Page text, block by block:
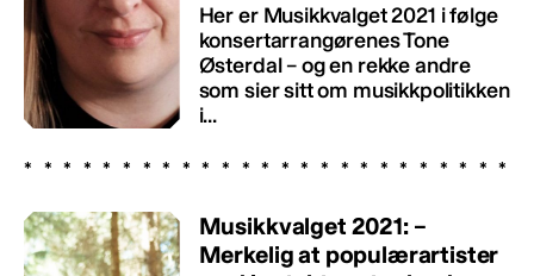
Her er Musikkvalget 2021 i følge
konsertarrangørenes Tone
Østerdal – og en rekke andre
som sier sitt om musikkpolitikken
i...
Musikkvalget 2021: –
Merkelig at populærartister